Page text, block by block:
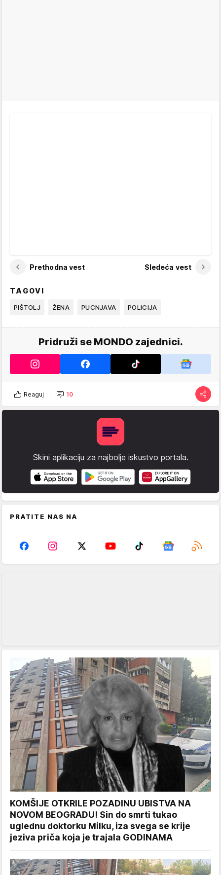
Prethodna vest Sledeća vest
TAGOVI
PIŠTOLJ ŽENA PUCNJAVA POLICIJA
Pridruži se MONDO zajednici.
Reaguj 10
Skini aplikaciju za najbolje iskustvo portala.
PRATITE NAS NA
KOMŠIJE OTKRILE POZADINU UBISTVA NA
NOVOM BEOGRADU! Sin do smrti tukao
uglednu doktorku Milku, iza svega se krije
jeziva priča koja je trajala GODINAMA